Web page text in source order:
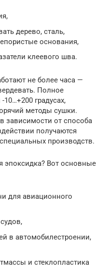
дерево, сталь,
основания,
клеевого шва.
не более часа —
Полное
градусах,
методы сушки.
зависимости от способа
получаются
производств.
эпоксидка? Вот основные
для авиационного
в автомобилестроении,
и стеклопластика